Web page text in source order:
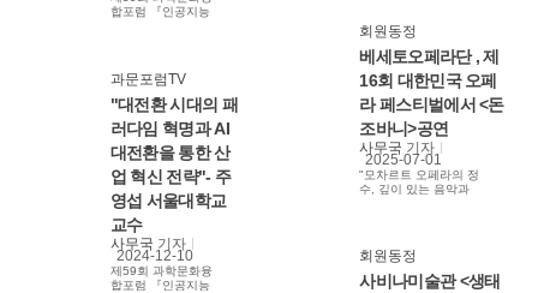
합포럼 『인공지능
AI 반도체 산업의 기
회" - 일시 : ‘24. 11.
26(화), 15:00 - 장
소 : UST 사이언스
홀(대덕연구단지) -
연사 : 김정호
KAIST ICT 석좌교
수 #AGI #반도체
#AI반도체 #김정호
교수
과문포럼TV
"대전환 시대의 패
러다임 혁명과 AI
대전환을 통한 산
업 혁신 전략"- 주
영섭 서울대학교
교수
사무국 기자
2024-12-10
제59회 과학문화융
합포럼 『인공지능
회원동정
베세토오페라단 , 제
16회 대한민국 오페
라 페스티벌에서 <돈
조바니>공연
사무국 기자
2025-07-01
"모차르트 오페라의 정
수, 깊이 있는 음악과
회원동정
사비나미술관 <생태